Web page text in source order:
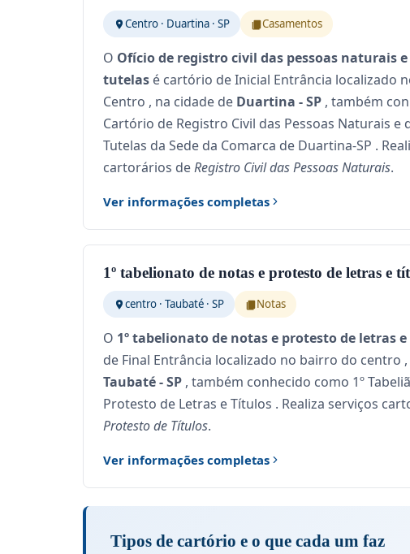
Centro · Duartina · SP Casamentos
O Ofício de registro civil das pessoas naturais
tutelas é cartório de Inicial Entrância localizado
Centro , na cidade de Duartina - SP , também
Cartório de Registro Civil das Pessoas Naturais e
Tutelas da Sede da Comarca de Duartina-SP .
cartorários deRegistro Civil das Pessoas Naturais.
Ver informações completas
1º tabelionato de notas e protesto de letras e
centro · Taubaté · SP Notas
O 1º tabelionato de notas e protesto de letras
de Final Entrância localizado no bairro do centro
Taubaté - SP , também conhecido como 1º
Protesto de Letras e Títulos . Realiza serviços
Protesto de Títulos.
Ver informações completas
Tipos de cartório e o que cada um faz